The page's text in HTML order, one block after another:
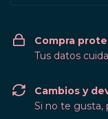
Compra
Tus datos
Cambios y
Si no te gusta,